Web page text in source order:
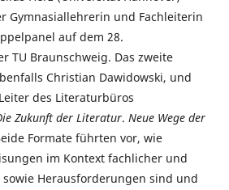
Gymnasiallehrerin und Fachleiterin
auf dem 28.
TU Braunschweig. Das zweite
Christian Dawidowski, und
des Literaturbüros
Zukunft der Literatur. Neue Wege der
Formate führten vor, wie
im Kontext fachlicher und
Herausforderungen sind und